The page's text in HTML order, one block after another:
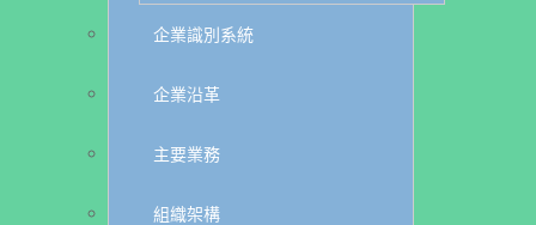
企業識別系統
企業沿革
主要業務
組織架構